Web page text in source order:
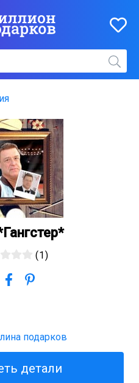
(1)
подарков
детали